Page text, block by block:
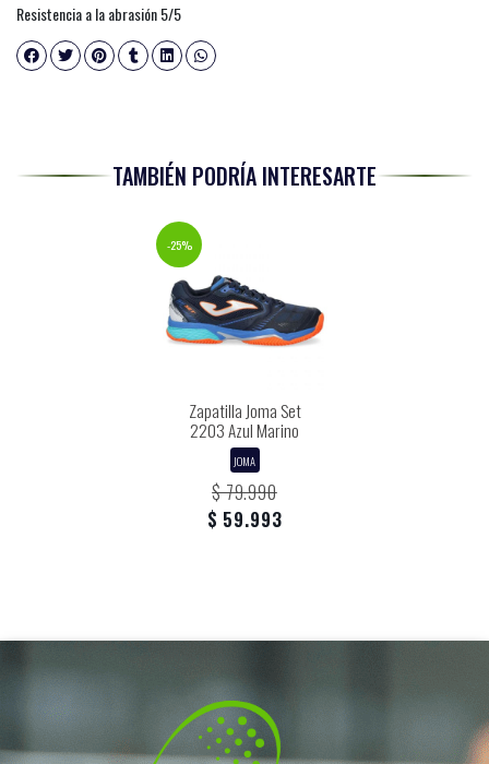
Resistencia a la abrasión 5/5
TAMBIÉN PODRÍA INTERESARTE
-25%
Zapatilla Joma Set
2203 Azul Marino
JOMA
$ 79.990
$ 59.993